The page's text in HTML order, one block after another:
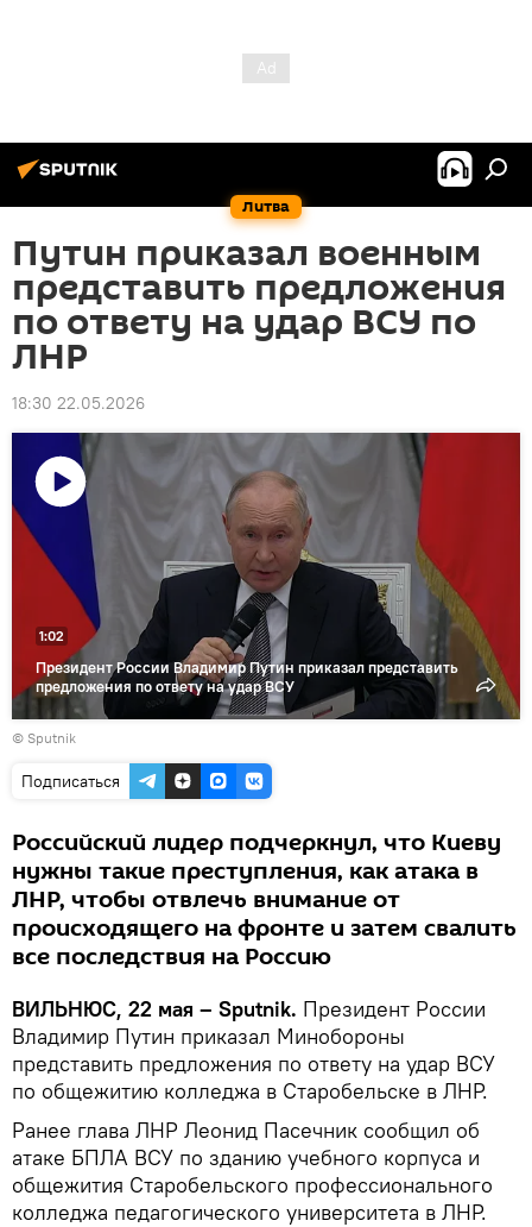
Литва
Путин приказал военным
представить предложения
по ответу на удар ВСУ по
ЛНР
18:30 22.05.2026
Воспроизвести
видео
Президент России Владимир Путин приказал представить
предложения по ответу на удар ВСУ
1:02
© Sputnik
Подписаться
Российский лидер подчеркнул, что Киеву
нужны такие преступления, как атака в
ЛНР, чтобы отвлечь внимание от
происходящего на фронте и затем свалить
все последствия на Россию
ВИЛЬНЮС, 22 мая – Sputnik. Президент России
Владимир Путин приказал Минобороны
представить предложения по ответу на удар ВСУ
по общежитию колледжа в Старобельске в ЛНР.
Ранее глава ЛНР Леонид Пасечник сообщил об
атаке БПЛА ВСУ по зданию учебного корпуса и
общежития Старобельского профессионального
колледжа педагогического университета в ЛНР.